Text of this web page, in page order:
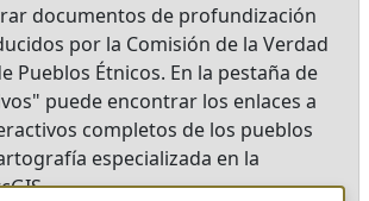
documentos de profundización
por la Comisión de la Verdad
Pueblos Étnicos. En la pestaña de
puede encontrar los enlaces a
completos de los pueblos
especializada en la